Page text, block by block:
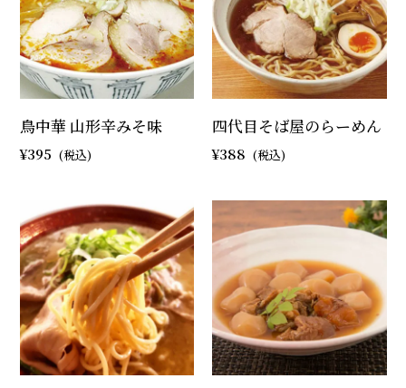
鳥中華 山形辛みそ味
395
四代目そば屋のらーめん
388